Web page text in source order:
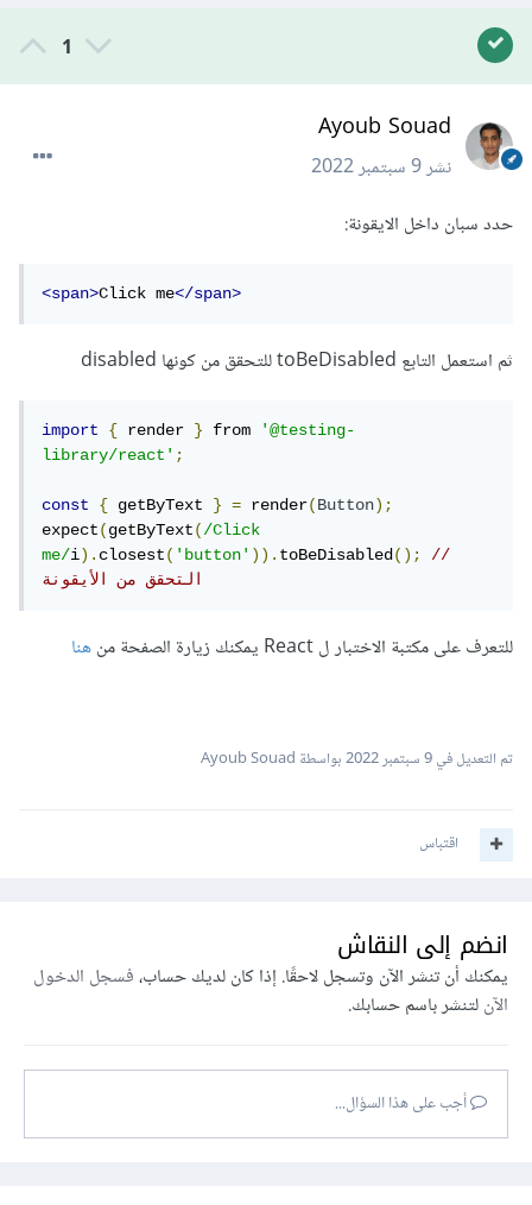
1
Ayoub Souad
نشر9 سبتمبر 2022
حدد سبان داخل الايقونة:
<span>Click me</span>
ثم استعمل التابع toBeDisabled للتحقق من كونها disabled
import { render } from '@testing-
library/react';
const { getByText } = render(Button);
expect(getByText(/Click
me/i).closest('button')).toBeDisabled();
//
التحقق من الأيقونة
للتعرف على مكتبة الاختبار ل React يمكنك زيارة الصفحة من هنا
تم التعديل في9 سبتمبر 2022 بواسطة Ayoub Souad
اقتباس
انضم إلى النقاش
يمكنك أن تنشر الآن وتسجل لاحقًا. إذا كان لديك حساب،فسجل الدخول
الآنلتنشر باسم حسابك.
أجب على هذا السؤال...